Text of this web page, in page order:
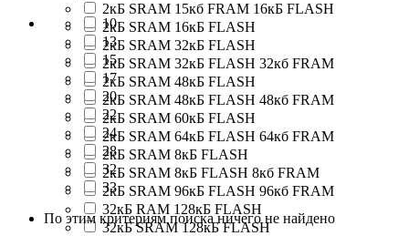
2кБ SRAM 15кб FRAM 16кБ FLASH
2кБ SRAM 16кБ FLASH
2кБ SRAM 32кБ FLASH
2кБ SRAM 32кБ FLASH 32кб FRAM
2кБ SRAM 48кБ FLASH
2кБ SRAM 48кБ FLASH 48кб FRAM
2кБ SRAM 60кБ FLASH
2кБ SRAM 64кБ FLASH 64кб FRAM
2кБ SRAM 8кБ FLASH
2кБ SRAM 8кБ FLASH 8кб FRAM
2кБ SRAM 96кБ FLASH 96кб FRAM
32кБ RAM 128кБ FLASH
32кБ SRAM 128кБ FLASH
10
13
15
17
20
22
24
28
32
33
По этим критериям поиска ничего не найдено